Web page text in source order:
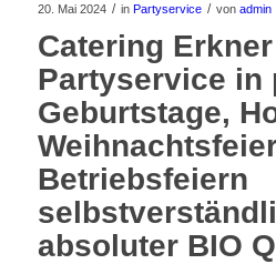
20. Mai 2024 / in Partyservice / von admin
Catering Erkner
Partyservice in
Geburtstage,
Betriebsfeiern
absoluter BIO